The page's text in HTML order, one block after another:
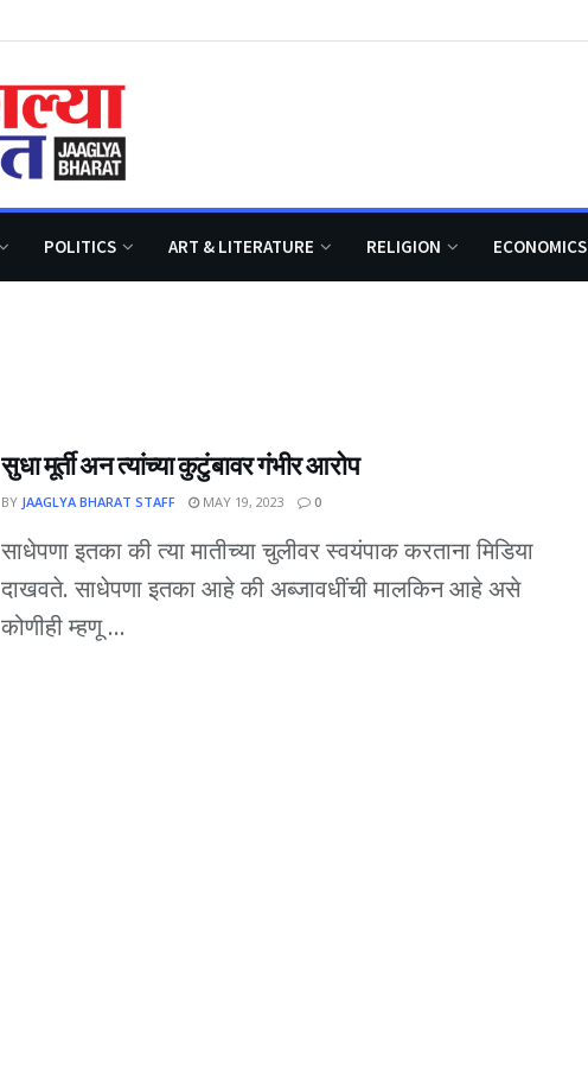
POLITICS ART & LITERATURE RELIGION ECONOMICS
सुधा मूर्ती अन त्यांच्या कुटुंबावर गंभीर आरोप
BY JAAGLYA BHARAT STAFF MAY 19, 2023 0
साधेपणा इतका की त्या मातीच्या चुलीवर स्वयंपाक करताना मिडिया
दाखवते. साधेपणा इतका आहे की अब्जावधींची मालकिन आहे असे
कोणीही म्हणू ...